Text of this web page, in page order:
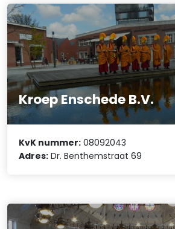
Kroep Enschede B.V.
KvK nummer: 08092043
Adres: Dr. Benthemstraat 69